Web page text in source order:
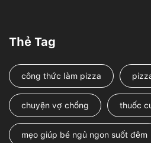
Thẻ Tag
công thức làm pizza
chuyện vợ chồng thuốc
mẹo giúp bé ngủ ngon suốt đêm